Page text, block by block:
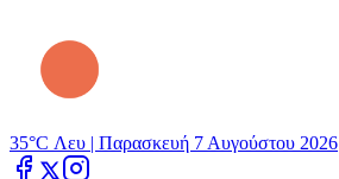
35°C Λευ | Παρασκευή 7 Αυγούστου 2026